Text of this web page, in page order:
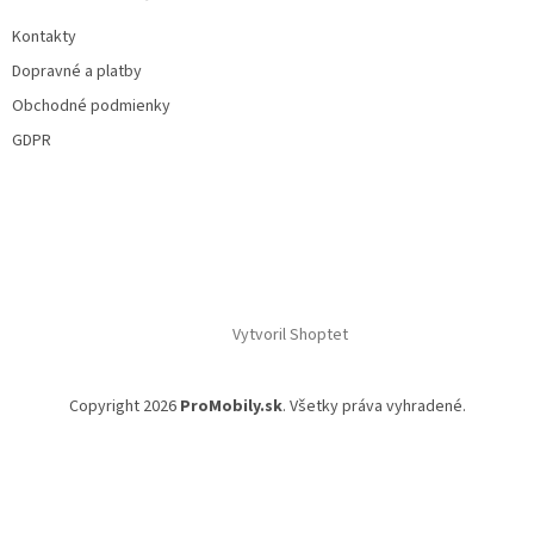
Kontakty
Dopravné a platby
Obchodné podmienky
GDPR
Vytvoril Shoptet
Copyright 2026 ProMobily.sk. Všetky práva vyhradené.